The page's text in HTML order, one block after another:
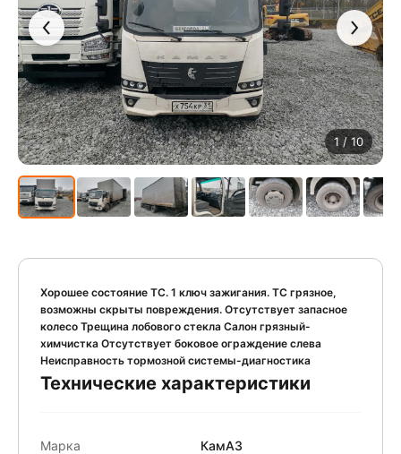
1/ 10
Хорошее состояние ТС. 1 ключ зажигания. ТС грязное,
возможны скрыты повреждения. Отсутствует запасное
колесо Трещина лобового стекла Салон грязный-
химчистка Отсутствует боковое ограждение слева
Неисправность тормозной системы-диагностика
Технические характеристики
Марка КамАЗ